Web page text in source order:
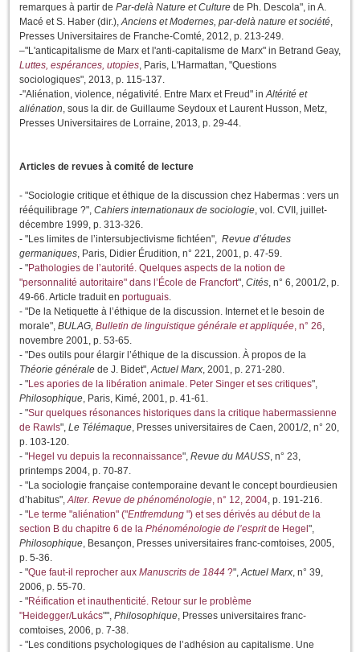
remarques à partir de Par-delà Nature et Culture de Ph. Descola", in A.
Macé et S. Haber (dir.),Anciens et Modernes, par-delà nature et société,
Presses Universitaires de Franche-Comté, 2012, p. 213-249.
–"L'anticapitalisme de Marx et l'anti-capitalisme de Marx" in Betrand Geay,
Luttes, espérances, utopies, Paris, L'Harmattan, "Questions
sociologiques", 2013, p. 115-137.
-"Aliénation, violence, négativité. Entre Marx et Freud" inAltérité et
aliénation, sous la dir. de Guillaume Seydoux et Laurent Husson, Metz,
Presses Universitaires de Lorraine, 2013, p. 29-44.
Articles de revues à comité de lecture
- "Sociologie critique et éthique de la discussion chez Habermas : vers un
rééquilibrage ?", Cahiers internationaux de sociologie, vol. CVII, juillet-
décembre 1999, p. 313-326.
- "Les limites de l’intersubjectivisme fichtéen", Revue d’études
germaniques, Paris, Didier Érudition, n° 221, 2001, p. 47-59.
- "Pathologies de l’autorité. Quelques aspects de la notion de
"personnalité autoritaire" dans l’École de Francfort", Cités, n° 6, 2001/2, p.
49-66. Article traduit en portuguais.
- "De la Netiquette à l’éthique de la discussion. Internet et le besoin de
morale", BULAG, Bulletin de linguistique générale et appliquée, n° 26,
novembre 2001, p. 53-65.
- "Des outils pour élargir l’éthique de la discussion. À propos de la
Théorie générale de J. Bidet",Actuel Marx, 2001, p. 271-280.
- "Les apories de la libération animale. Peter Singer et ses critiques",
Philosophique, Paris, Kimé, 2001, p. 41-61.
- "Sur quelques résonances historiques dans la critique habermassienne
de Rawls", Le Télémaque, Presses universitaires de Caen, 2001/2, n° 20,
p. 103-120.
- "Hegel vu depuis la reconnaissance", Revue du MAUSS, n° 23,
printemps 2004, p. 70-87.
- "La sociologie française contemporaine devant le concept bourdieusien
d’habitus",Alter. Revue de phénoménologie, n° 12, 2004, p. 191-216.
- "Le terme "aliénation" ("Entfremdung ") et ses dérivés au début de la
section B du chapitre 6 de la Phénoménologie de l’espritde Hegel ",
Philosophique, Besançon, Presses universitaires franc-comtoises, 2005,
p. 5-36.
- "Que faut-il reprocher aux Manuscrits de 1844 ?",Actuel Marx, n° 39,
2006, p. 55-70.
- "Réification et inauthenticité. Retour sur le problème
"Heidegger/Lukács"", Philosophique, Presses universitaires franc-
comtoises, 2006, p. 7-38.
- "Les conditions psychologiques de l’adhésion au capitalisme. Une